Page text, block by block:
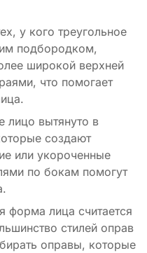
у кого треугольное
подбородком,
широкой верхней
что помогает
лицо вытянуто в
создают
или укороченные
по бокам помогут
форма лица считается
стилей оправ
оправы, которые